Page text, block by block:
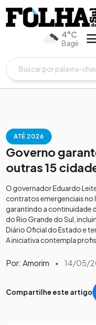
4°C
Bagé
ATÉ 2026
Governo
outras 15
O governador Eduardo
contratos emergenciais no
garantindo a continuidade
do Rio Grande do Sul,
Diário Oficial do Estado e
A iniciativa contempla
Por: Amorim • 14/05/
Compartilhe este artigo